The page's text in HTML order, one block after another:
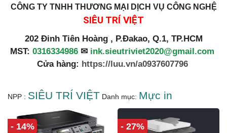
CÔNG TY TNHH THƯƠNG MẠI DỊCH VỤ CÔNG NGHỆ
SIÊU TRÍ VIỆT
202 Đinh Tiên Hoàng , P.Đakao, Q.1, TP.HCM
MST: 0316334986 ✉ ink.sieutriviet2020@gmail.com
Cửa hàng: https://luu.vn/a0937607796
NPP : SIÊU TRÍ VIỆT Danh mục: Mực in
- 14% - 27%